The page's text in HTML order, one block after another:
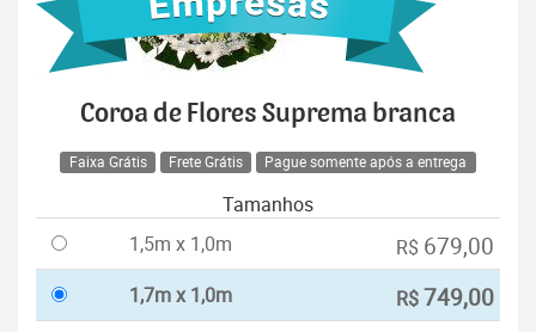
Coroa de Flores Suprema branca
Faixa Grátis Frete Grátis Pague somente após a entrega
Tamanhos
1,5m x 1,0m
R$ 679,00
1,7m x 1,0m R$749,00